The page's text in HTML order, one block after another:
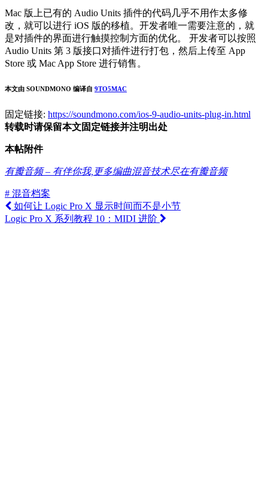
Mac 版上已有的 Audio Units 插件的代码几乎不用作太多修
改，就可以进行 iOS 版的移植。开发者唯一需要注意的，就
是对插件的界面进行触摸控制方面的优化。 开发者可以按照
Audio Units 第 3 版接口对插件进行打包，然后上传至 App
Store 或 Mac App Store 进行销售。
本文由 SOUNDMONO 编译自 9TO5MAC
固定链接: https://soundmono.com/ios-9-audio-units-plug-in.html
转载时请保留本文固定链接并注明出处
本帖附件
有瓣音频 – 有伴你我,更多编曲混音技术尽在有瓣音频
# 混音档案
如何让 Logic Pro X 显示时间而不是小节
Logic Pro X 系列教程 10：MIDI 进阶